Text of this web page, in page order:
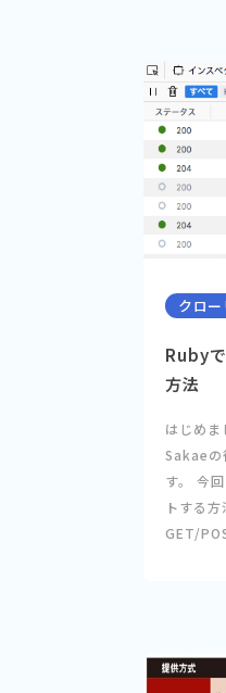
クロ
Ruby
方法
はじめ
Sakaeの
す。 今
トする
GET/